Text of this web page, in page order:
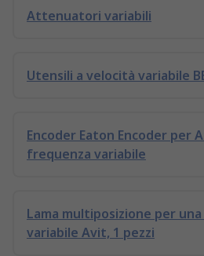
Attenuatori variabili
Utensili a velocità variabile
Encoder Eaton Encoder per
frequenza variabile
Lama multiposizione per
variabile Avit, 1 pezzi